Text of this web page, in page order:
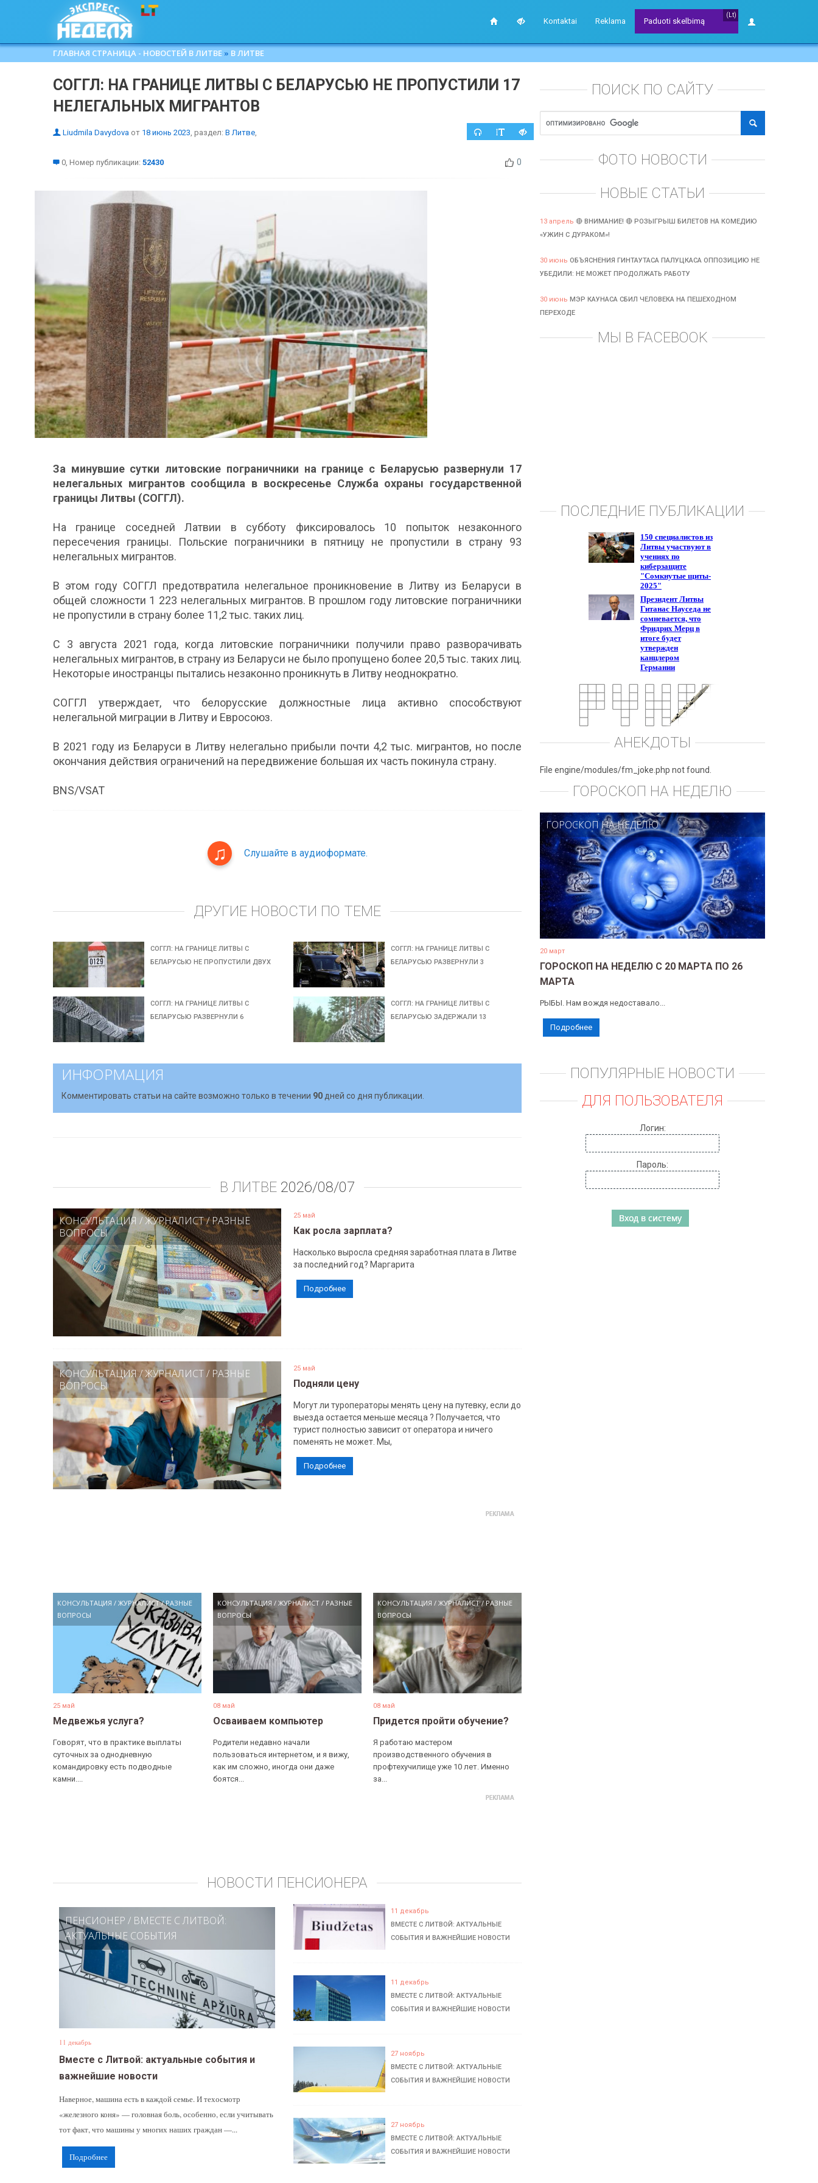
Kontaktai Reklama
(Lt)
Paduoti skelbimą
ГЛАВНАЯ СТРАНИЦА - НОВОСТЕЙ В ЛИТВЕ » В ЛИТВЕ
СОГГЛ: НА ГРАНИЦЕ ЛИТВЫ С БЕЛАРУСЬЮ НЕ ПРОПУСТИЛИ 17
НЕЛЕГАЛЬНЫХ МИГРАНТОВ
Liudmila Davydova от 18 июнь 2023, раздел: В Литве,
0, Номер публикации: 52430 0
За минувшие сутки литовские пограничники на границе с Беларусью развернули 17
нелегальных мигрантов сообщила в воскресенье Служба охраны государственной
границы Литвы (СОГГЛ).
На границе соседней Латвии в субботу фиксировалось 10 попыток незаконного
пересечения границы. Польские пограничники в пятницу не пропустили в страну 93
нелегальных мигрантов.
В этом году СОГГЛ предотвратила нелегальное проникновение в Литву из Беларуси в
общей сложности 1 223 нелегальных мигрантов. В прошлом году литовские пограничники
не пропустили в страну более 11,2 тыс. таких лиц.
С 3 августа 2021 года, когда литовские пограничники получили право разворачивать
нелегальных мигрантов, в страну из Беларуси не было пропущено более 20,5 тыс. таких лиц.
Некоторые иностранцы пытались незаконно проникнуть в Литву неоднократно.
СОГГЛ утверждает, что белорусские должностные лица активно способствуют
нелегальной миграции в Литву и Евросоюз.
В 2021 году из Беларуси в Литву нелегально прибыли почти 4,2 тыс. мигрантов, но после
окончания действия ограничений на передвижение большая их часть покинула страну.
BNS/VSAT
Слушайте в аудиоформате.
ДРУГИЕ НОВОСТИ ПО ТЕМЕ
СОГГЛ: НА ГРАНИЦЕ ЛИТВЫ С
БЕЛАРУСЬЮ НЕ ПРОПУСТИЛИ ДВУХ
СОГГЛ: НА ГРАНИЦЕ ЛИТВЫ С
БЕЛАРУСЬЮ РАЗВЕРНУЛИ 3
СОГГЛ: НА ГРАНИЦЕ ЛИТВЫ С
БЕЛАРУСЬЮ РАЗВЕРНУЛИ 6
СОГГЛ: НА ГРАНИЦЕ ЛИТВЫ С
БЕЛАРУСЬЮ ЗАДЕРЖАЛИ 13
ИНФОРМАЦИЯ
Комментировать статьи на сайте возможно только в течении 90 дней со дня публикации.
В ЛИТВЕ 2026/08/07
КОНСУЛЬТАЦИЯ /ЖУРНАЛИСТ/РАЗНЫЕ
ВОПРОСЫ
25 май
Как росла зарплата?
Насколько выросла средняя заработная плата в Литве
за последний год? Маргарита
Подробнее
КОНСУЛЬТАЦИЯ/ЖУРНАЛИСТ/ РАЗНЫЕ
ВОПРОСЫ
25 май
Подняли цену
Могут ли туроператоры менять цену на путевку, если до
выезда остается меньше месяца ? Получается, что
турист полностью зависит от оператора и ничего
поменять не может. Мы,
Подробнее
КОНСУЛЬТАЦИЯ / ЖУРНАЛИСТ/РАЗНЫЕ
ВОПРОСЫ
25 май
Медвежья услуга?
Говорят, что в практике выплаты
суточных за однодневную
командировку есть подводные
камни....
КОНСУЛЬТАЦИЯ /ЖУРНАЛИСТ / РАЗНЫЕ
ВОПРОСЫ
08 май
Осваиваем компьютер
Родители недавно начали
пользоваться интернетом, и я вижу,
как им сложно, иногда они даже
боятся...
КОНСУЛЬТАЦИЯ /ЖУРНАЛИСТ/ РАЗНЫЕ
ВОПРОСЫ
08 май
Придется пройти обучение?
Я работаю мастером
производственного обучения в
профтехучилище уже 10 лет. Именно
за...
НОВОСТИ ПЕНСИОНЕРА
ПЕНСИОНЕР / ВМЕСТЕ С ЛИТВОЙ:
АКТУАЛЬНЫЕ СОБЫТИЯ
11 декабрь
Вместе с Литвой: актуальные события и
важнейшие новости
Наверное, машина есть в каждой семье. И техосмотр
«железного коня» — головная боль, особенно, если учитывать
тот факт, что машины у многих наших граждан —...
Подробнее
11 декабрь
ВМЕСТЕ С ЛИТВОЙ: АКТУАЛЬНЫЕ
СОБЫТИЯ И ВАЖНЕЙШИЕ НОВОСТИ
11 декабрь
ВМЕСТЕ С ЛИТВОЙ: АКТУАЛЬНЫЕ
СОБЫТИЯ И ВАЖНЕЙШИЕ НОВОСТИ
27 ноябрь
ВМЕСТЕ С ЛИТВОЙ: АКТУАЛЬНЫЕ
СОБЫТИЯ И ВАЖНЕЙШИЕ НОВОСТИ
27 ноябрь
ВМЕСТЕ С ЛИТВОЙ: АКТУАЛЬНЫЕ
СОБЫТИЯ И ВАЖНЕЙШИЕ НОВОСТИ
ПОИСК ПО САЙТУ
ФОТО НОВОСТИ
НОВЫЕ СТАТЬИ
13 апрель 🔴 ВНИМАНИЕ! 🔴 РОЗЫГРЫШ БИЛЕТОВ НА КОМЕДИЮ
«УЖИН С ДУРАКОМ»!
30 июнь ОБЪЯСНЕНИЯ ГИНТАУТАСА ПАЛУЦКАСА ОППОЗИЦИЮ НЕ
УБЕДИЛИ: НЕ МОЖЕТ ПРОДОЛЖАТЬ РАБОТУ
30 июнь МЭР КАУНАСА СБИЛ ЧЕЛОВЕКА НА ПЕШЕХОДНОМ
ПЕРЕХОДЕ
МЫ В FACEBOOK
ПОСЛЕДНИЕ ПУБЛИКАЦИИ
АНЕКДОТЫ
File engine/modules/fm_joke.php not found.
ГОРОСКОП НА НЕДЕЛЮ
ГОРОСКОП НА НЕДЕЛЮ
20 март
ГОРОСКОП НА НЕДЕЛЮ С 20 МАРТА ПО 26
МАРТА
РЫБЫ. Нам вождя недоставало...
Подробнее
ПОПУЛЯРНЫЕ НОВОСТИ
ДЛЯ ПОЛЬЗОВАТЕЛЯ
Логин:
Пароль: